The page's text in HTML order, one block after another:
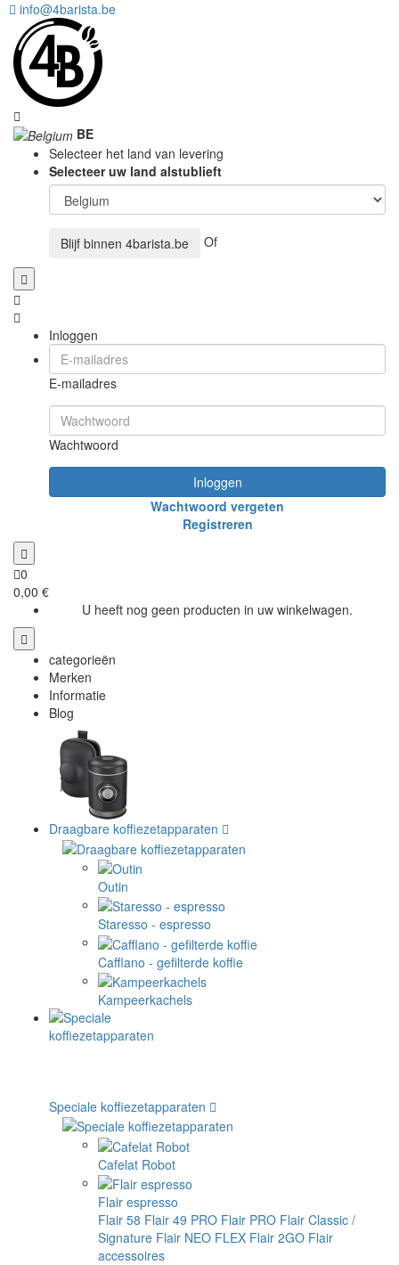
info@4barista.be
BE
Selecteer het land van levering
Selecteer uw land alstublieft
Blijf binnen 4barista.be Of
Inloggen
E-mailadres
Wachtwoord
Inloggen
Wachtwoord vergeten
Registreren
0
0,00 €
U heeft nog geen producten in uw winkelwagen.
categorieën
Merken
Informatie
Blog
Draagbare koffiezetapparaten
Outin
Staresso - espresso
Cafflano - gefilterde koffie
Kampeerkachels
Speciale koffiezetapparaten
Cafelat Robot
Flair espresso
Flair 58 Flair 49 PRO Flair PRO Flair Classic /
Signature Flair NEO FLEX Flair 2GO Flair
accessoires